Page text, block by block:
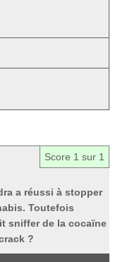
Score 1 sur 1
a réussi à stopper
Toutefois
sniffer de la cocaïne
?